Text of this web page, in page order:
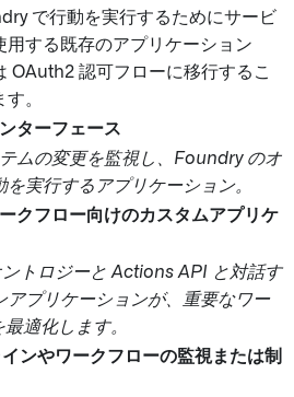
で行動を実行するためにサービ
用する既存のアプリケーション
OAuth2 認可フローに移行するこ
。
ターフェース
ムの変更を監視し、Foundry のオ
を実行するアプリケーション。
クフロー向けのカスタムアプリケ
トロジーと Actions API と対話す
アプリケーションが、重要なワー
適化します。
ンやワークフローの監視または制